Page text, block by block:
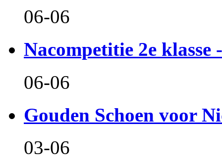
06-06
Nacompetitie 2e klasse
06-06
Gouden Schoen voor
03-06